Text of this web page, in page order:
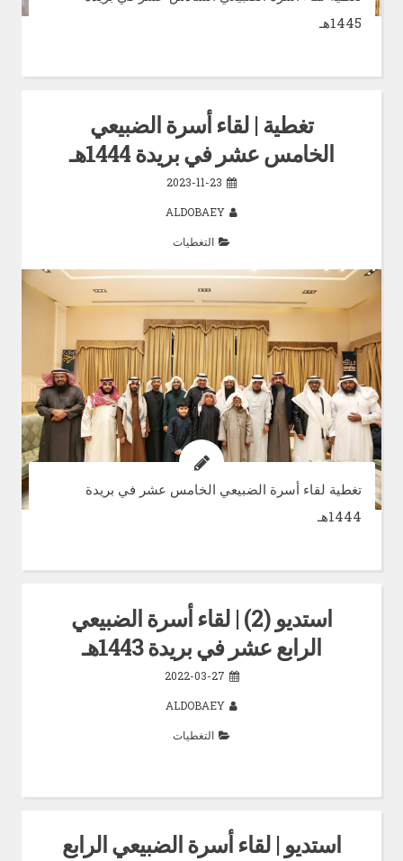
1445هـ
تغطية | لقاء أسرة الضبيعي
الخامس عشر في بريدة 1444هـ
2023-11-23
ALDOBAEY
التغطيات
تغطية لقاء أسرة الضبيعي الخامس عشر في بريدة
1444هـ
استديو (2) | لقاء أسرة الضبيعي
الرابع عشر في بريدة 1443هـ
2022-03-27
ALDOBAEY
التغطيات
استديو | لقاء أسرة الضبيعي الرابع